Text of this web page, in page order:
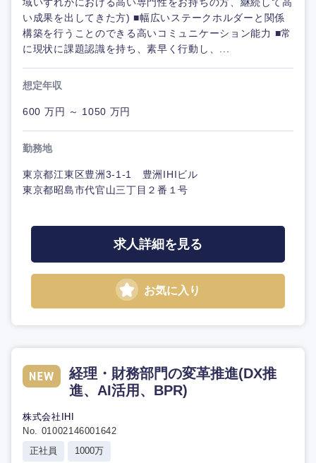
い成果を出してきた方) ■幅広いステークホルダーと関係
構築を行うことのできる高いコミュニケーション能力 ■常
に現状に課題認識を持ち、素早く行動し、...
想定年収
600 万円 ～ 1050 万円
勤務地
東京都江東区豊洲3-1-1 豊洲IHIビル
東京都昭島市代官山三丁目２番１号
求人詳細を見る
お気に入り
経理・財務部門の変革推進(DX推
進、AI活用、BPR)
株式会社IHI
No. 01002146001642
正社員
1000万